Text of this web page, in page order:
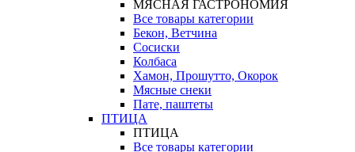
МЯСНАЯ ГАСТРОНОМИЯ
Все товары категории
Бекон, Ветчина
Сосиски
Колбаса
Хамон, Прошутто, Окорок
Мясные снеки
Пате, паштеты
ПТИЦА
ПТИЦА
Все товары категории